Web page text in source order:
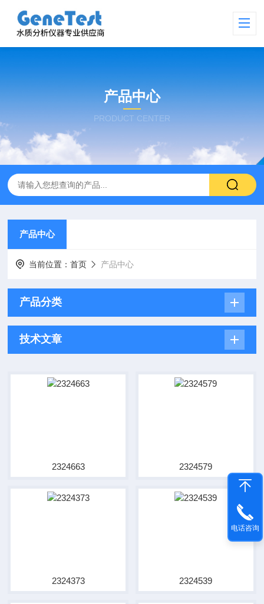
产品中心
PRODUCT CENTER
产品中心
当前位置：首页 产品中心
产品分类
技术文章
2324663 2324579
2324373 2324539
电话咨询